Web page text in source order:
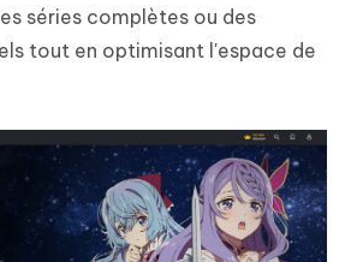
séries complètes ou des
tout en optimisant l'espace de